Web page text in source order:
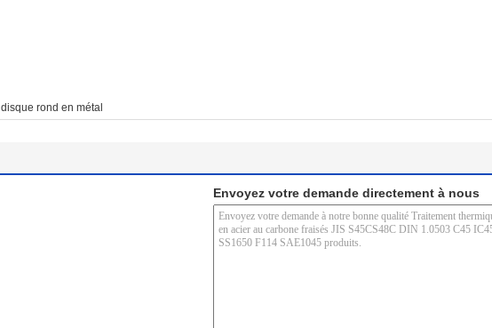
disque rond en métal
Envoyez votre demande directement à nous